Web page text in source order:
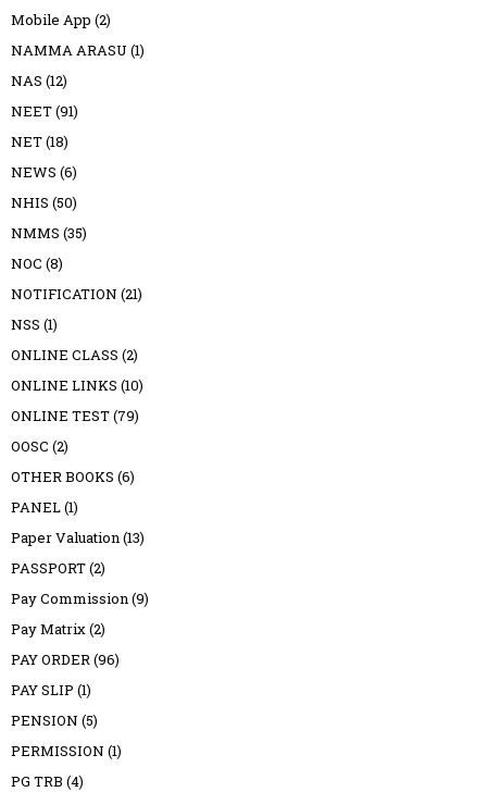
Mobile App (2)
NAMMA ARASU (1)
NAS (12)
NEET(91)
NET(18)
NEWS (6)
NHIS (50)
NMMS (35)
NOC (8)
NOTIFICATION (21)
NSS (1)
ONLINE CLASS (2)
ONLINE LINKS (10)
ONLINE TEST(79)
OOSC (2)
OTHER BOOKS (6)
PANEL(1)
Paper Valuation(13)
PASSPORT(2)
Pay Commission(9)
Pay Matrix(2)
PAY ORDER(96)
PAY SLIP (1)
PENSION (5)
PERMISSION (1)
PG TRB (4)